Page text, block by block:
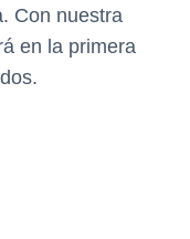
Con nuestra
en la primera